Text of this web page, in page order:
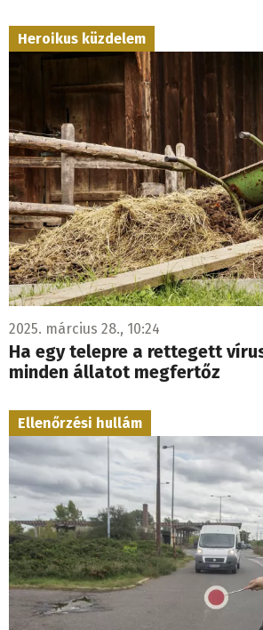
Heroikus küzdelem
2025. március 28., 10:24
Ha egy telepre a rettegett
minden állatot megfertőz
Ellenőrzési hullám